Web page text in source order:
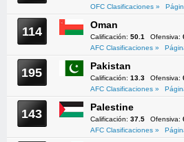
OFC Clasificaciones »
114 Oman
Calificación: 50.1 Ofensiva:
AFC Clasificaciones »
195 Pakistan
Calificación: 13.3 Ofensiva:
AFC Clasificaciones »
143 Palestine
Calificación: 37.5 Ofensiva:
AFC Clasificaciones »